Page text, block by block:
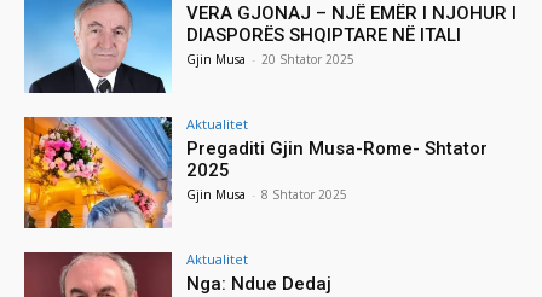
VERA GJONAJ – NJË EMËR I NJOHUR I
DIASPORËS SHQIPTARE NË ITALI
Gjin Musa - 20 Shtator 2025
Aktualitet
Pregaditi Gjin Musa-Rome- Shtator
2025
Gjin Musa - 8 Shtator 2025
Aktualitet
Nga: Ndue Dedaj